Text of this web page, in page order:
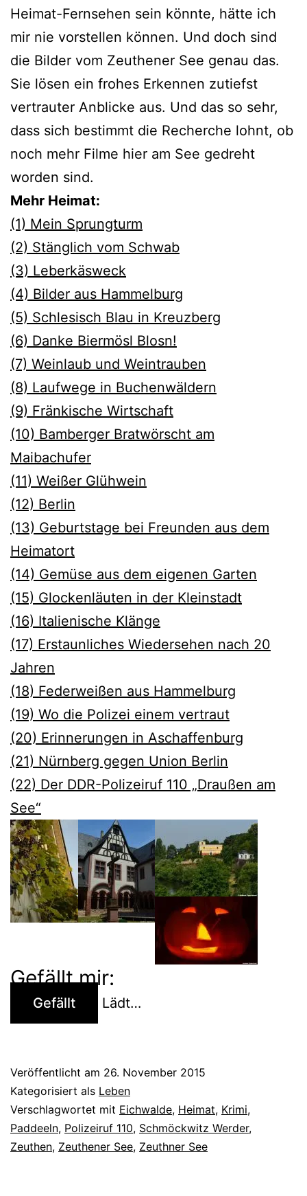
Heimat-Fernsehen sein könnte, hätte ich
mir nie vorstellen können. Und doch sind
die Bilder vom Zeuthener See genau das.
Sie lösen ein frohes Erkennen zutiefst
vertrauter Anblicke aus. Und das so sehr,
dass sich bestimmt die Recherche lohnt, ob
noch mehr Filme hier am See gedreht
worden sind.
Mehr Heimat:
(1) Mein Sprungturm
(2) Stänglich vom Schwab
(3) Leberkäsweck
(4) Bilder aus Hammelburg
(5) Schlesisch Blau in Kreuzberg
(6) Danke Biermösl Blosn!
(7) Weinlaub und Weintrauben
(8) Laufwege in Buchenwäldern
(9) Fränkische Wirtschaft
(10) Bamberger Bratwörscht am
Maibachufer
(11) Weißer Glühwein
(12) Berlin
(13) Geburtstage bei Freunden aus dem
Heimatort
(14) Gemüse aus dem eigenen Garten
(15) Glockenläuten in der Kleinstadt
(16) Italienische Klänge
(17) Erstaunliches Wiedersehen nach 20
Jahren
(18) Federweißen aus Hammelburg
(19) Wo die Polizei einem vertraut
(20) Erinnerungen in Aschaffenburg
(21) Nürnberg gegen Union Berlin
(22) Der DDR-Polizeiruf 110 „Draußen am
See“
Gefällt mir:
Gefällt Lädt…
Veröffentlicht am 26. November 2015
Kategorisiert als Leben
Verschlagwortet mit Eichwalde, Heimat, Krimi,
Paddeeln, Polizeiruf 110, Schmöckwitz Werder,
Zeuthen, Zeuthener See, Zeuthner See